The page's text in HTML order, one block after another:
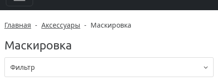
Главная - Аксессуары - Маскировка
Маскировка
Фильтр